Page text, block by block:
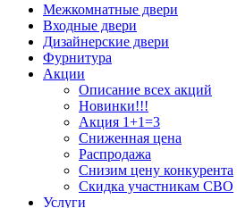
Межкомнатные двери
Входные двери
Дизайнерские двери
Фурнитура
Акции
Описание всех акций
Новинки!!!
Акция 1+1=3
Сниженная цена
Распродажа
Снизим цену конкурента
Скидка участникам СВО
Услуги